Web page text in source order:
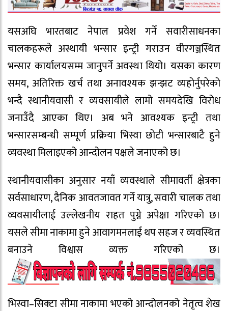
यसअघि भारतबाट नेपाल प्रवेश गर्ने सवारीसाधनका
चालकहरूले अस्थायी भन्सार इन्ट्री गराउन वीरगञ्जस्थित
भन्सार कार्यालयसम्म जानुपर्ने अवस्था थियो। यसका कारण
समय, अतिरिक्त खर्च तथा अनावश्यक झन्झट व्यहोर्नुपरेको
भन्दै स्थानीयवासी र व्यवसायीले लामो समयदेखि विरोध
जनाउँदै आएका थिए। अब भने आवश्यक इन्ट्री तथा
भन्सारसम्बन्धी सम्पूर्ण प्रक्रिया भिस्वा छोटी भन्सारबाटै हुने
व्यवस्था मिलाइएको आन्दोलन पक्षले जनाएको छ।
स्थानीयवासीका अनुसार नयाँ व्यवस्थाले सीमावर्ती क्षेत्रका
सर्वसाधारण, दैनिक आवतजावत गर्ने यात्रु, सवारी चालक तथा
व्यवसायीलाई उल्लेखनीय राहत पुग्ने अपेक्षा गरिएको छ।
यसले सीमा नाकामा हुने आवागमनलाई थप सहज र व्यवस्थित
बनाउने विश्वास व्यक्त गरिएको छ।
भिस्वा–सिक्टा सीमा नाकामा भएको आन्दोलनको नेतृत्व शेख